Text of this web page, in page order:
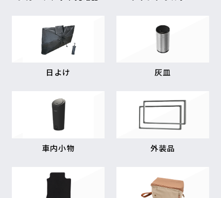
日よけ 灰皿
車内小物 外装品